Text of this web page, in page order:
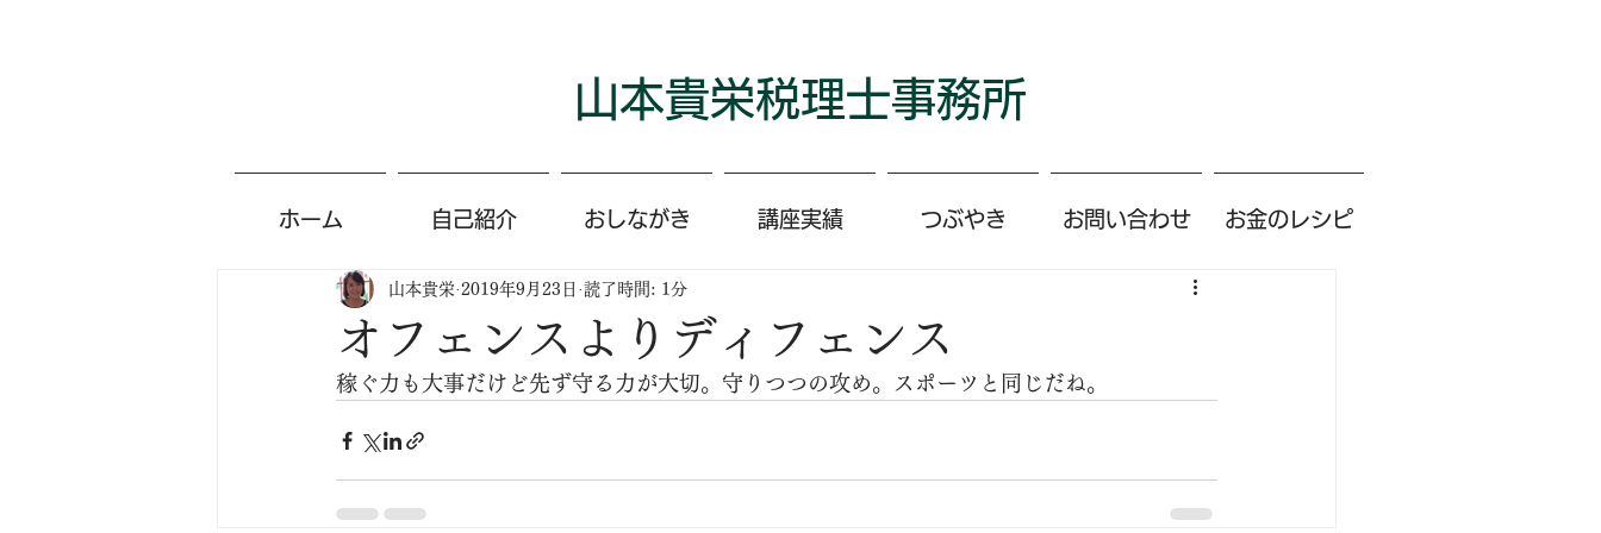
​山本貴栄​​​税理士事務所
ホーム 自己紹介 おしながき 講座実績 つぶやき お問い合わせ お金のレシピ
オフェンスよりディフェンス
山本貴栄 2019年9月23日 読了時間: 1分
稼ぐ力も大事だけど先ず守る力が大切。守りつつの攻め。スポーツと同じだね。